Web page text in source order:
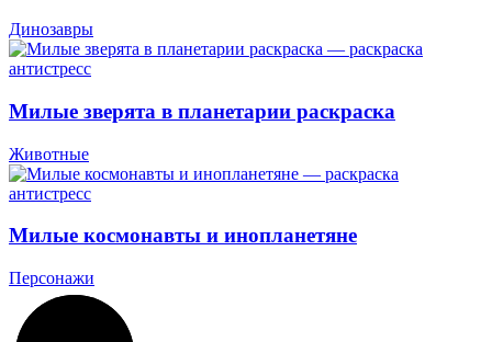
Динозавры
Милые зверята в планетарии раскраска
Животные
Милые космонавты и инопланетяне
Персонажи